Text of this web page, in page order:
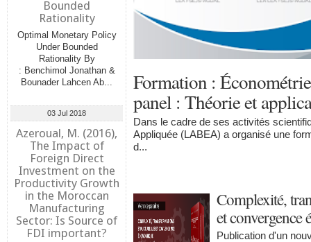
Bounded
Rationality
Optimal Monetary Policy
Under Bounded
Rationality By
: Benchimol Jonathan &
Bounader Lahcen Ab...
03 Jul 2018
Azeroual, M. (2016),
The Impact of
Foreign Direct
Investment on the
Productivity Growth
in the Moroccan
Manufacturing
Sector: Is Source of
FDI important?
Formation :
panel : Théorie et
Dans le cadre de ses activités
Appliquée (LABEA) a organisé une
d...
Complexité,
et convergence
Publication d'un